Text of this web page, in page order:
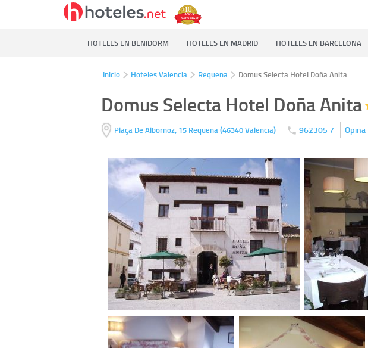
HOTELES EN BENIDORM HOTELES EN MADRID HOTELES EN BARCELONA
Inicio Hoteles Valencia Requena Domus Selecta Hotel Doña Anita
Domus Selecta Hotel Doña Anita
Plaça De Albornoz, 15 Requena(46340Valencia) 962305 7 Opina